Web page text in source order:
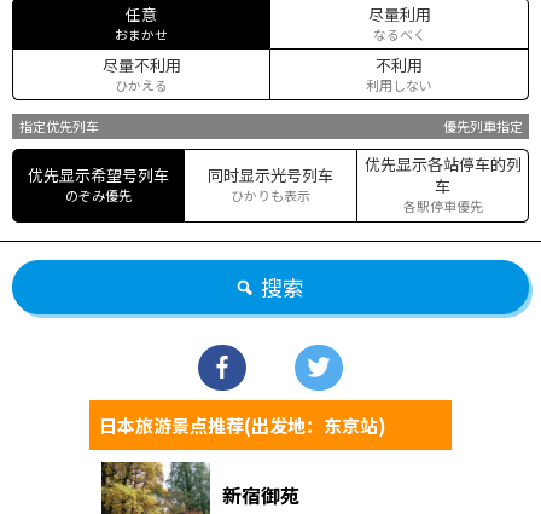
任意
おまかせ
尽量利用
なるべく
尽量不利用
ひかえる
不利用
利用しない
指定优先列车 優先列車指定
优先显示希望号列车
のぞみ優先
同时显示光号列车
ひかりも表示
优先显示各站停车的列
车
各駅停車優先
搜索
日本旅游景点推荐(出发地：东京站)
新宿御苑